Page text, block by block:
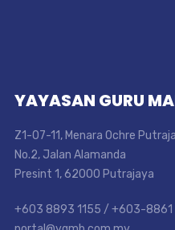
YAYASAN GURU
Z1-07-11, Menara Ochre
No.2, Jalan Alamanda
Presint 1, 62000 Putrajaya
+603 8893 1155 / +603-8861